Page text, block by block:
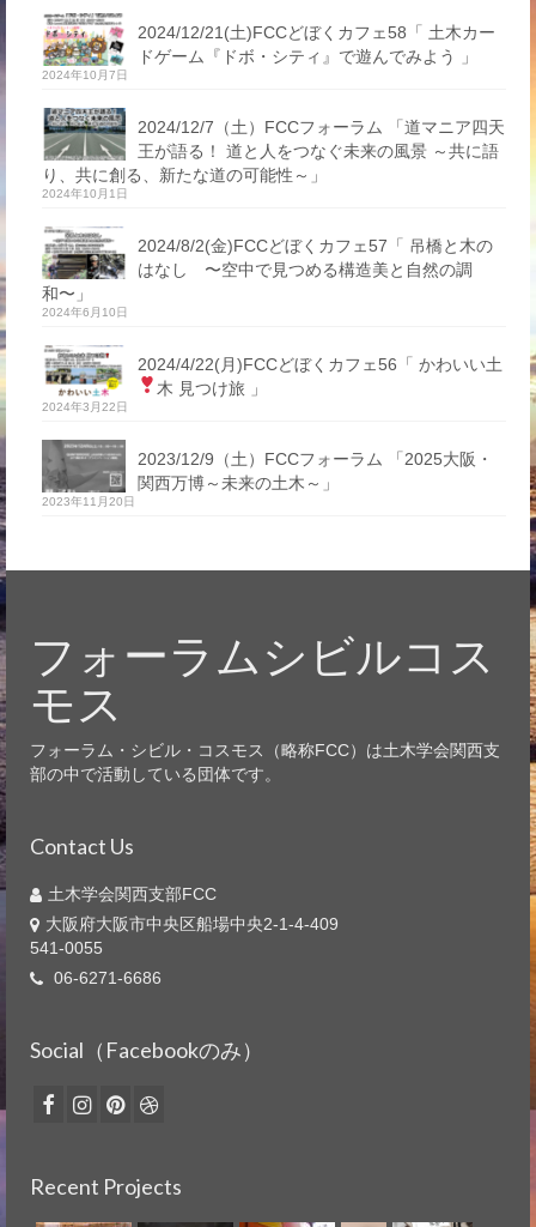
2024/12/21(土)FCCどぼくカフェ58「 土木カー
ドゲーム『ドボ・シティ』で遊んでみよう 」
2024年10月7日
2024/12/7（土）FCCフォーラム 「道マニア四天
王が語る！ 道と人をつなぐ未来の風景 ～共に語
り、共に創る、新たな道の可能性～」
2024年10月1日
2024/8/2(金)FCCどぼくカフェ57「 吊橋と木の
はなし 〜空中で見つめる構造美と自然の調
和〜」
2024年6月10日
2024/4/22(月)FCCどぼくカフェ56「 かわいい土
木 見つけ旅
」
2024年3月22日
2023/12/9（土）FCCフォーラム 「2025大阪・
関西万博～未来の土木～」
2023年11月20日
フォーラムシビルコス
モス
フォーラム・シビル・コスモス（略称FCC）は土木学会関西支
部の中で活動している団体です。
Contact Us
土木学会関西支部FCC
大阪府大阪市中央区船場中央2-1-4-409
541-0055
06-6271-6686
Social（Facebookのみ）
Recent Projects